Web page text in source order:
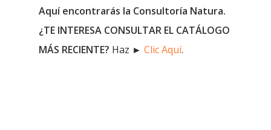
Aquí encontrarás la Consultoría Natura.
¿TE INTERESA CONSULTAR EL CATÁLOGO
MÁS RECIENTE? Haz ► Clic Aquí.